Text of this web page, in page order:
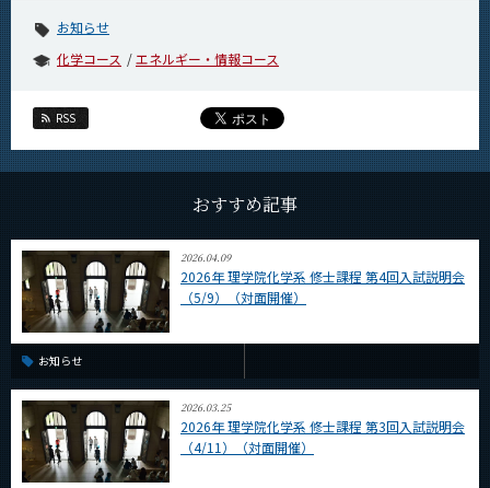
お知らせ
化学コース
エネルギー・情報コース
RSS
おすすめ記事
2026.04.09
2026年 理学院化学系 修士課程 第4回入試説明会
（5/9）（対面開催）
お知らせ
2026.03.25
2026年 理学院化学系 修士課程 第3回入試説明会
（4/11）（対面開催）